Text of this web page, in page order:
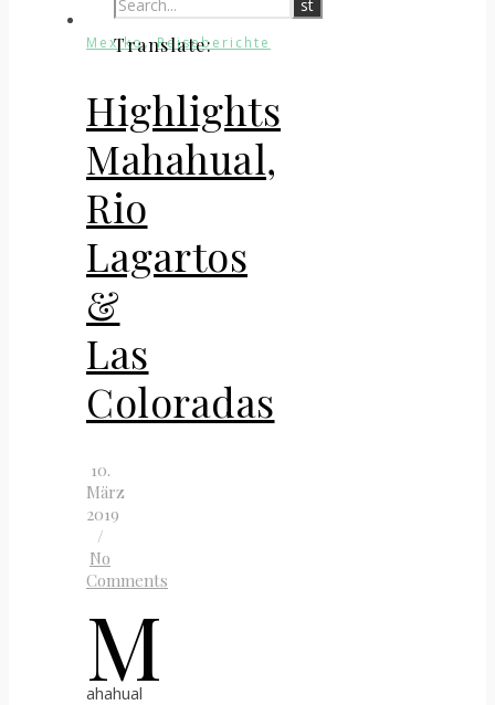
Mexiko,Reiseberichte
Highlights
Mahahual,
Rio
Lagartos
&
Las
Coloradas
10.
März
2019
/
No
Comments
M
ahahual
Translate: